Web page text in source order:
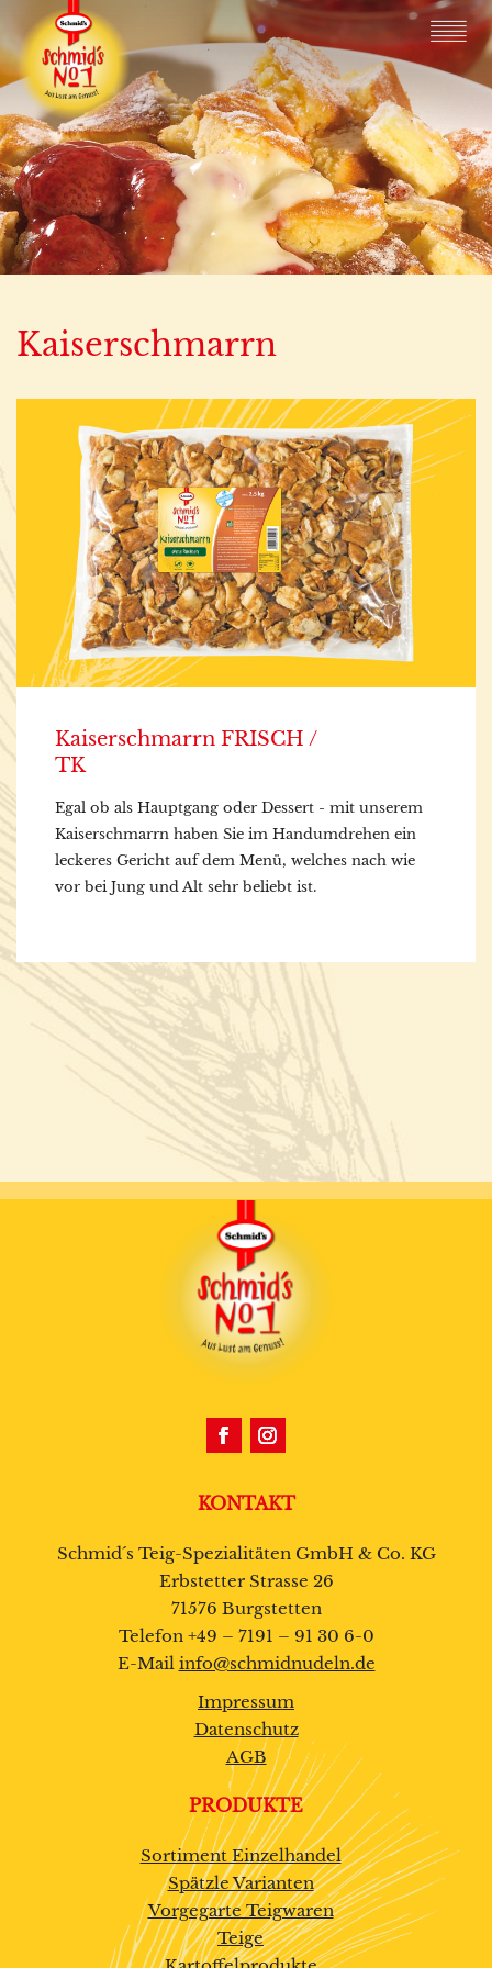
Kaiserschmarrn
Kaiserschmarrn FRISCH /
TK
Egal ob als Hauptgang oder Dessert - mit unserem
Kaiserschmarrn haben Sie im Handumdrehen ein
leckeres Gericht auf dem Menü, welches nach wie
vor bei Jung und Alt sehr beliebt ist.
KONTAKT
Schmid´s Teig-Spezialitäten GmbH & Co. KG
Erbstetter Strasse 26
71576 Burgstetten
Telefon +49 – 7191 – 91 30 6-0
E-Mail info@schmidnudeln.de
Impressum
Datenschutz
AGB
PRODUKTE
Sortiment Einzelhandel
Spätzle Varianten
Vorgegarte Teigwaren
Teige